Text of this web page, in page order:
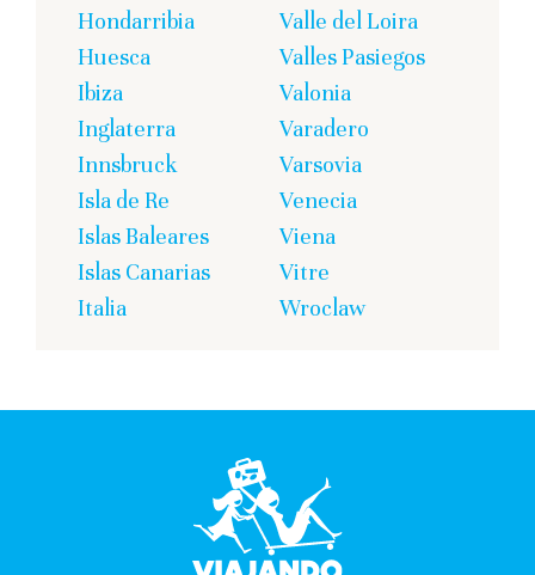
Hondarribia
Huesca
Ibiza
Inglaterra
Innsbruck
Isla de Re
Islas Baleares
Islas Canarias
Italia
Valle del Loira
Valles Pasiegos
Valonia
Varadero
Varsovia
Venecia
Viena
Vitre
Wroclaw